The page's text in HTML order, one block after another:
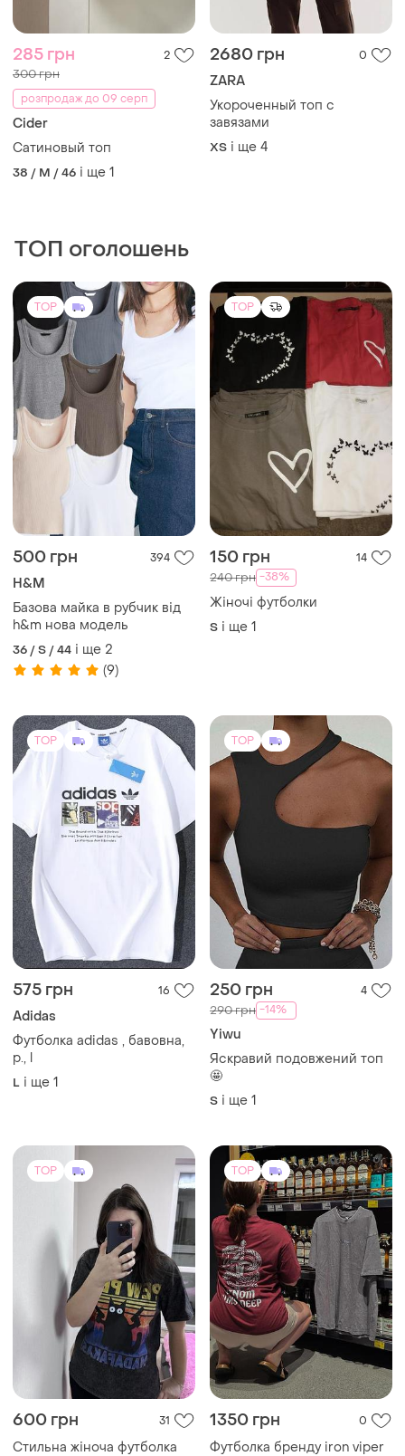
285 грн 2
300 грн
розпродаж до 09 серп
Cider
Сатиновый топ
38 / M / 46 і ще 1
2680 грн 0
ZARA
Укороченный топ с
завязами
ХS і ще 4
ТОП оголошень
TOP
500 грн 394
H&M
Базова майка в рубчик від
h&m нова модель
36 / S / 44 і ще 2
(9)
TOP
150 грн 14
240 грн -38%
Жіночі футболки
S і ще 1
TOP
575 грн 16
Adidas
Футболка adidas , бавовна,
р., l
L і ще 1
TOP
250 грн 4
290 грн -14%
Yiwu
Яскравий подовжений топ
🤩
S і ще 1
TOP
600 грн 31
Стильна жіноча футболка
TOP
1350 грн 0
Футболка бренду iron viper